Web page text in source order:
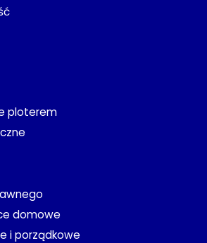
ploterem
domowe
i porządkowe